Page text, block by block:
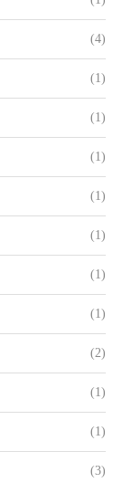
(4)
(1)
(1)
(1)
(1)
(1)
(1)
(1)
(2)
(1)
(1)
(3)